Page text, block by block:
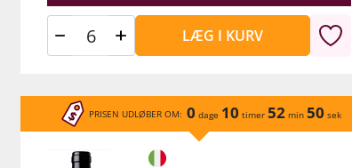
LÆG I KURV
PRISEN UDLØBER OM: 0 dage 10 timer 52 min 50 sek